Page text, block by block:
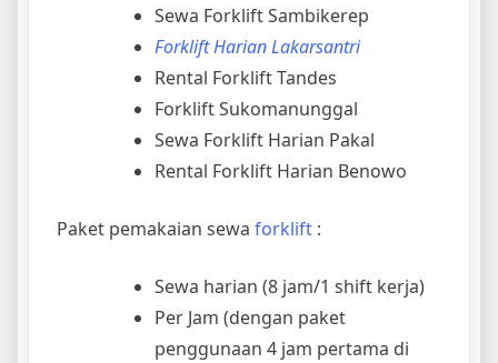
Sewa Forklift Sambikerep
Forklift Harian Lakarsantri
Rental Forklift Tandes
Forklift Sukomanunggal
Sewa Forklift Harian Pakal
Rental Forklift Harian Benowo
Paket pemakaian sewa forklift :
Sewa harian (8 jam/1 shift kerja)
Per Jam (dengan paket
penggunaan 4 jam pertama di